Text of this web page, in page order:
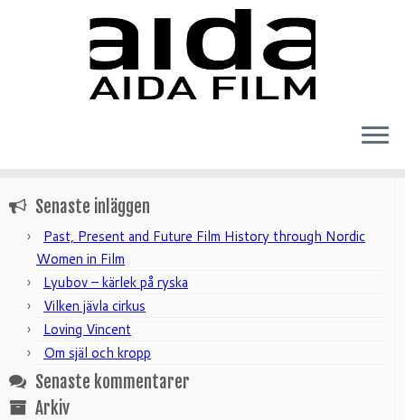
Senaste inläggen
Past, Present and Future Film History through Nordic
Women in Film
Lyubov – kärlek på ryska
Vilken jävla cirkus
Loving Vincent
Om själ och kropp
Senaste kommentarer
Arkiv